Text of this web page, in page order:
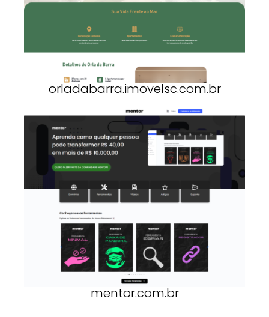
orladabarra.imovelsc.com.br
mentor.com.br